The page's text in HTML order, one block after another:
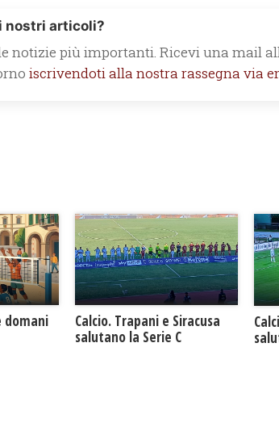
nostri articoli?
notizie più importanti. Ricevi una mail
iscrivendoti alla nostra rassegna via
domani
Calcio. Trapani e Siracusa
salutano la Serie C